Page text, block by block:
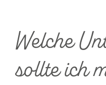
Welche
sollte ich